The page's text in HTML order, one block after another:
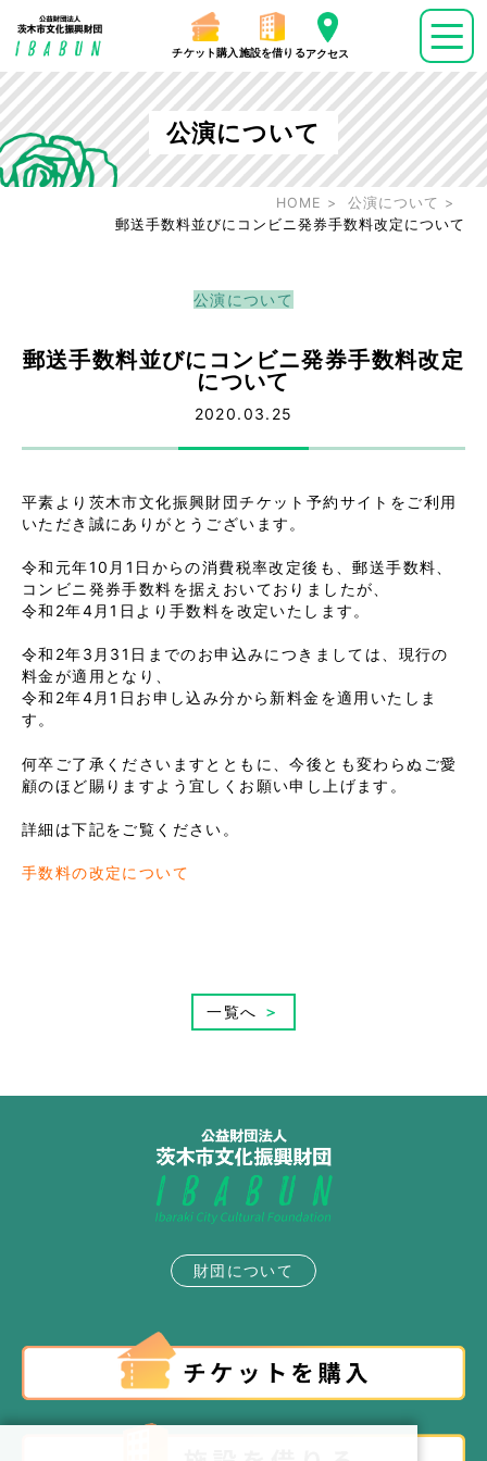
チケット購入 施設を借りるアクセス
公演について
HOME
公演について
郵送手数料並びにコンビニ発券手数料改定について
公演について
郵送手数料並びにコンビニ発券手数料改定
について
2020.03.25
平素より茨木市文化振興財団チケット予約サイトをご利用
いただき誠にありがとうございます。
令和元年10月1日からの消費税率改定後も、郵送手数料、
コンビニ発券手数料を据えおいておりましたが、
令和2年4月1日より手数料を改定いたします。
令和2年3月31日までのお申込みにつきましては、現行の
料金が適用となり、
令和2年4月1日お申し込み分から新料金を適用いたしま
す。
何卒ご了承くださいますとともに、今後とも変わらぬご愛
顧のほど賜りますよう宜しくお願い申し上げます。
詳細は下記をご覧ください。
手数料の改定について
一覧へ ＞
財団について